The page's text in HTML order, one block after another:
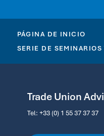
PÁGINA DE INICIO
SERIE DE
Trade Union
Tel: +33 (0) 1 55 37 37 37